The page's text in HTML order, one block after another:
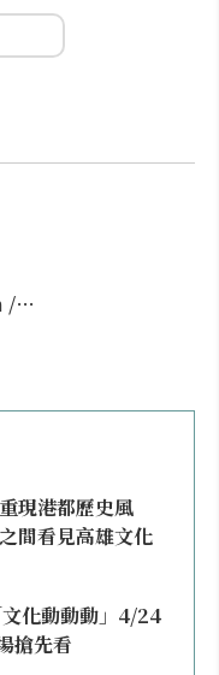
/
現港都歷史風
間看見高雄文化
化動動動」4/24
搶先看